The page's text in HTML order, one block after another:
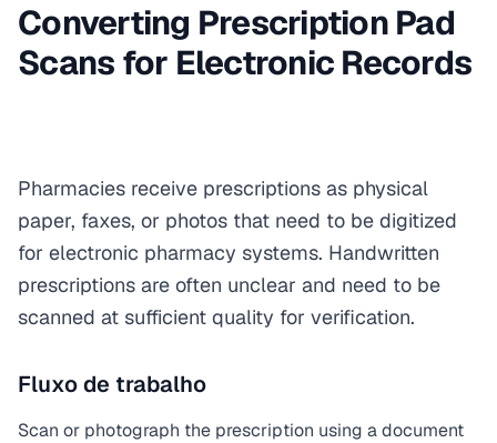
Converting Prescription Pad
Scans for Electronic Records
Pharmacies receive prescriptions as physical
paper, faxes, or photos that need to be digitized
for electronic pharmacy systems. Handwritten
prescriptions are often unclear and need to be
scanned at sufficient quality for verification.
Fluxo de trabalho
Scan or photograph the prescription using a document